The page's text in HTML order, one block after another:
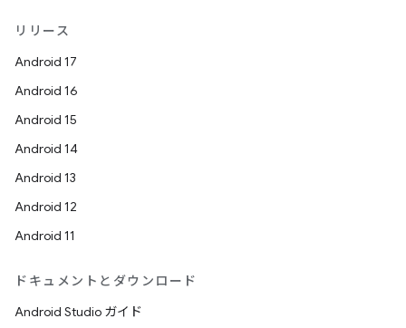
リリース
Android 17
Android 16
Android 15
Android 14
Android 13
Android 12
Android 11
ドキュメントとダウンロード
Android Studio ガイド